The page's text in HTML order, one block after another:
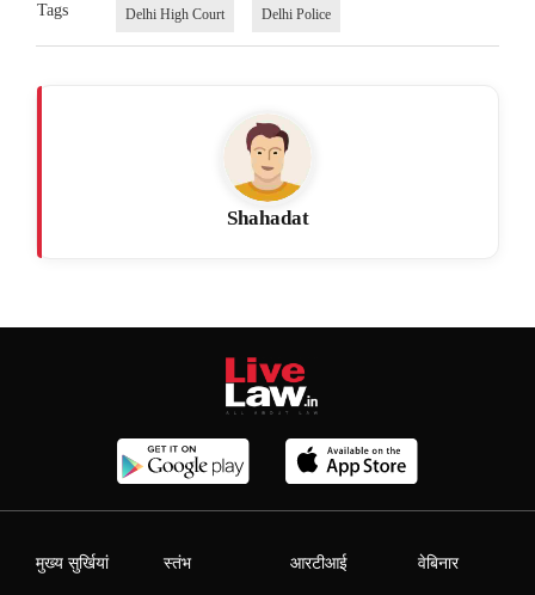
Tags Delhi High Court Delhi Police
Shahadat
मुख्य सुर्खियां स्तंभ आरटीआई वेबिनार